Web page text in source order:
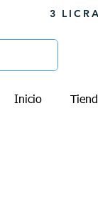
3
Inicio